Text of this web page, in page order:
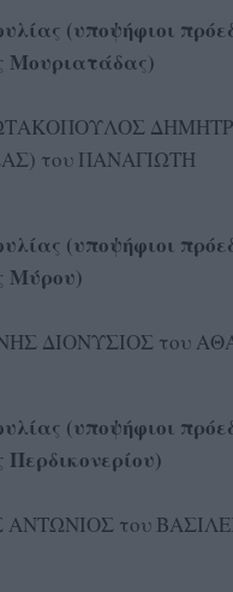
(υποψήφιοι
Μουριατάδας)
του ΠΑΝΑΓΙΩΤΗ
(υποψήφιοι
Μύρου)
ΔΙΟΝΥΣΙΟΣ του
(υποψήφιοι
Περδικονερίου)
ΑΝΤΩΝΙΟΣ του